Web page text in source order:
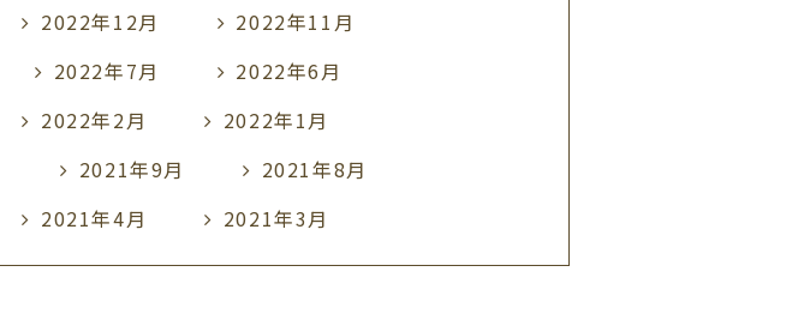
2022年12月
2022年11月
2022年7月
2022年6月
2022年2月
2022年1月
2021年9月
2021年8月
2021年4月 2021年3月